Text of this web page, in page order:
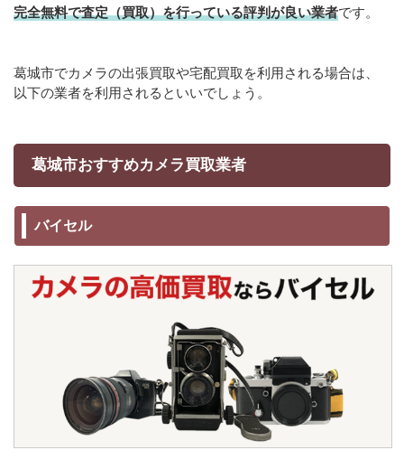
完全無料で査定（買取）を行っている評判が良い業者です。
葛城市でカメラの出張買取や宅配買取を利用される場合は、
以下の業者を利用されるといいでしょう。
葛城市おすすめカメラ買取業者
バイセル